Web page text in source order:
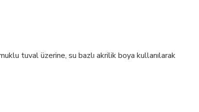
tuval üzerine, su bazlı akrilik boya kullanılarak